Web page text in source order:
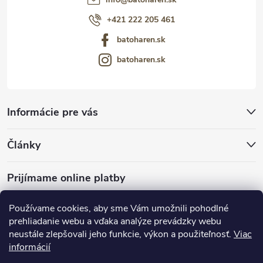
Používame cookies, aby sme Vám umožnili pohodlné
prehliadanie webu a vďaka analýze prevádzky webu
neustále zlepšovali jeho funkcie, výkon a použiteľnosť. Viac
informácií
Informácie pre vás
Články
Prijímame online platby
+421 222 205 461
batoharen.sk
batoharen.sk